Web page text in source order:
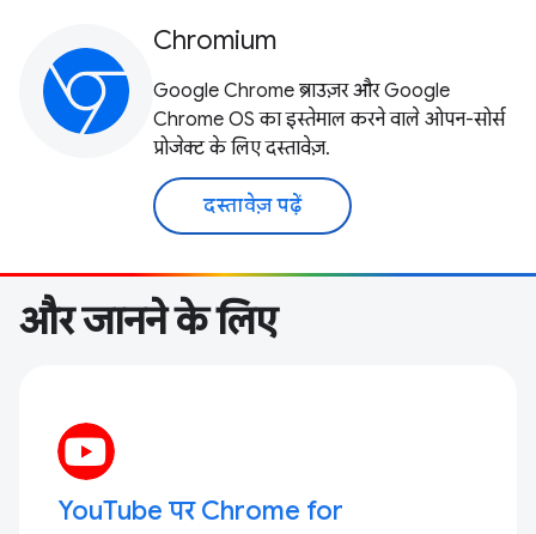
Chromium
Google Chrome ब्राउज़र और Google
Chrome OS का इस्तेमाल करने वाले ओपन-सोर्स
प्रोजेक्ट के लिए दस्तावेज़.
दस्तावेज़ पढ़ें
और जानने के लिए
YouTube पर Chrome for